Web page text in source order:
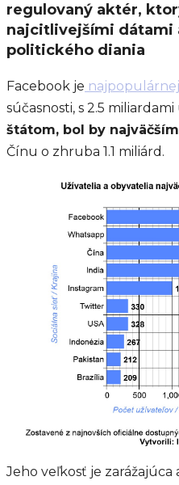
regulovaný aktér,
najcitlivejšími dátami
politického diania
Facebook je
súčasnosti, s 2.5
štátom, bol by
Čínu o zhruba 1.1 miliárd.
Jeho veľkosť je zarážajúca